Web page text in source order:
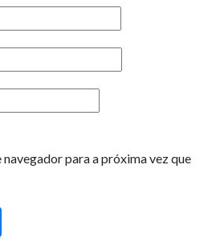
navegador para a próxima vez que